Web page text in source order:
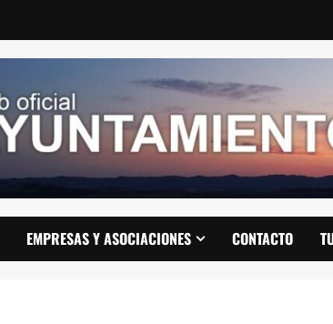
EMPRESAS Y ASOCIACIONES CONTACTO